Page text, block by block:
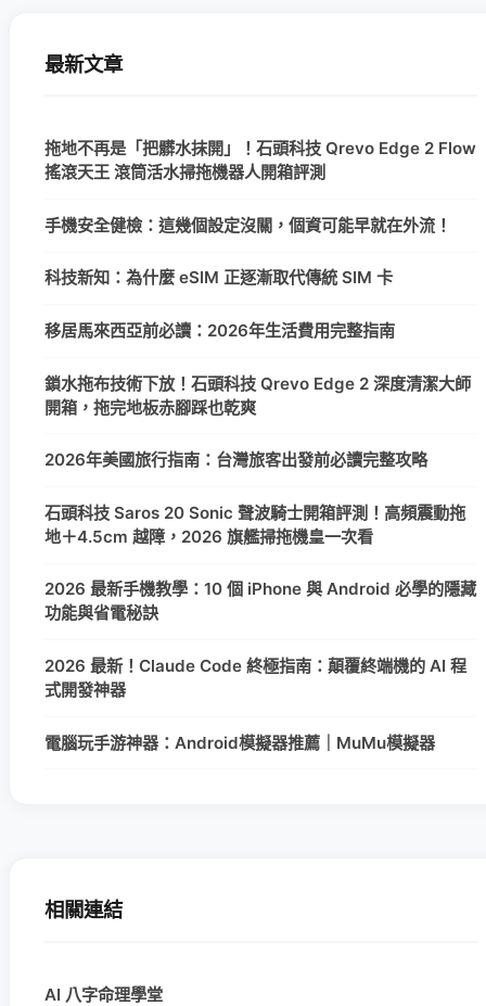
最新文章
拖地不再是「把髒水抹開」！石頭科技 Qrevo Edge 2 Flow
搖滾天王 滾筒活水掃拖機器人開箱評測
手機安全健檢：這幾個設定沒關，個資可能早就在外流！
科技新知：為什麼 eSIM 正逐漸取代傳統 SIM 卡
移居馬來西亞前必讀：2026年生活費用完整指南
鎖水拖布技術下放！石頭科技 Qrevo Edge 2 深度清潔大師
開箱，拖完地板赤腳踩也乾爽
2026年美國旅行指南：台灣旅客出發前必讀完整攻略
石頭科技 Saros 20 Sonic 聲波騎士開箱評測！高頻震動拖
地＋4.5cm 越障，2026 旗艦掃拖機皇一次看
2026 最新手機教學：10 個 iPhone 與 Android 必學的隱藏
功能與省電秘訣
2026 最新！Claude Code 終極指南：顛覆終端機的 AI 程
式開發神器
電腦玩手游神器：Android模擬器推薦｜MuMu模擬器
相關連結
AI 八字命理學堂